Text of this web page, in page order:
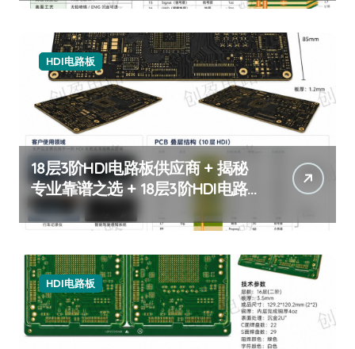
HDI电路板
18层3阶HDI电路板供应商 + 揭秘
专业靠谱之选 + 18层3阶HDI电路
板
HDI电路板